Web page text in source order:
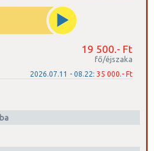
19 500.- Ft
fő/éjszaka
2026.07.11 - 08.22: 35 000.- Ft